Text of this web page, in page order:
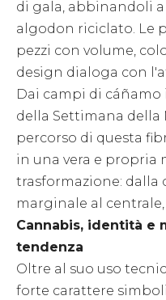
di gala, abbinandoli
algodon riciclato. Le
pezzi con volume,
design dialoga con
Dai campi di cáñamo
della Settimana della
percorso di questa
in una vera e propria
trasformazione: dalla
marginale al
Cannabis, identità e
tendenza
Oltre al suo uso
forte carattere